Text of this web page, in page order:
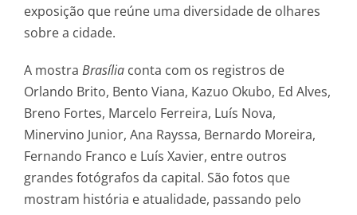
exposição que reúne uma diversidade de olhares
sobre a cidade.
A mostra Brasília conta com os registros de
Orlando Brito, Bento Viana, Kazuo Okubo, Ed Alves,
Breno Fortes, Marcelo Ferreira, Luís Nova,
Minervino Junior, Ana Rayssa, Bernardo Moreira,
Fernando Franco e Luís Xavier, entre outros
grandes fotógrafos da capital. São fotos que
mostram história e atualidade, passando pelo